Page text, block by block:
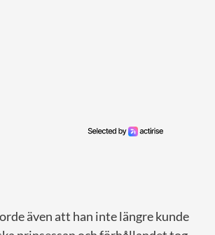
även att han inte längre kunde